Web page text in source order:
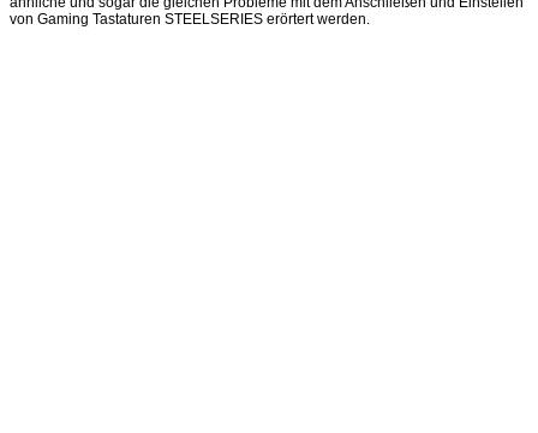
von Gaming Tastaturen STEELSERIES erörtert werden.